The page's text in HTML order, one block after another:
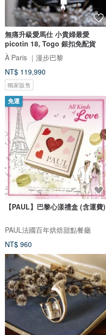
無痛升級愛馬仕 小貴婦最愛
picotin 18, Togo 銀扣免配貨
À Paris ｜漫步巴黎
NT$ 119,990
獨家販售
免運
【PAUL】巴黎心漾禮盒 (含運費)
PAUL法國百年烘焙甜點餐廳
NT$ 960